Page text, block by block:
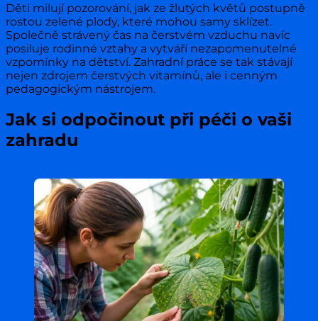
Děti milují pozorování, jak ze žlutých květů postupně
rostou zelené plody, které mohou samy sklízet.
Společně strávený čas na čerstvém vzduchu navíc
posiluje rodinné vztahy a vytváří nezapomenutelné
vzpomínky na dětství. Zahradní práce se tak stávají
nejen zdrojem čerstvých vitamínů, ale i cenným
pedagogickým nástrojem.
Jak si odpočinout při péči o vaši
zahradu